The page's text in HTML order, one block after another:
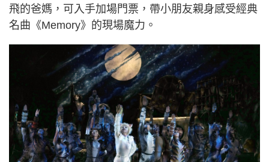
飛的爸媽，可入手加場門票，帶小朋友親身感受經典
名曲《Memory》的現場魔力。